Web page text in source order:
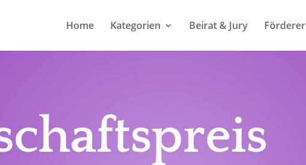
Home Kategorien Beirat & Jury Förderer